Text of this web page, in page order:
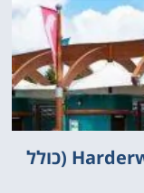
כרטיסים לדולפינריום בעיר Harderwijk (כולל